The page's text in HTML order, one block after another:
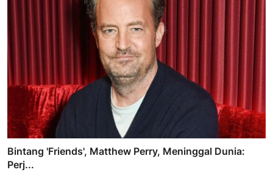
Bintang 'Friends', Matthew Perry, Meninggal Dunia:
Perj...